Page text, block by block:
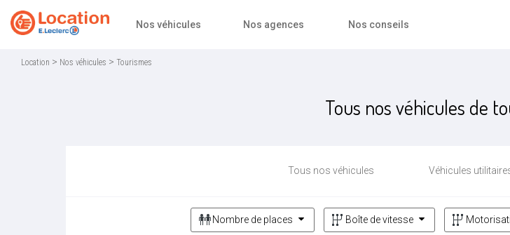
Accueil
Nos véhicules Nos agences Nos conseils
Location > Nos véhicules > Tourismes
Tous nos véhicules de
Tous nos véhicules Véhicules